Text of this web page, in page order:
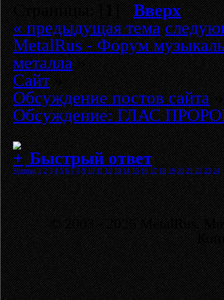
Страницы: [1]Вверх
« предыдущая тема
MetalRus - Форум
металла»
Сайт»
Обсуждение постов сайта»
Обсуждение: ГЛАС
Быстрый ответ
Sitemap 1 2 3 4 5 6 7 8 9 10 11 12 13 14 15 16 17 18 19 20 21 22 23 24
© 2003 - 2026 MetalRus.